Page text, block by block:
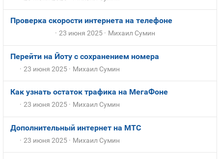
Проверка скорости интернета на телефоне
23 июня 2025 Михаил Сумин
Перейти на Йоту с сохранением номера
23 июня 2025 Михаил Сумин
Как узнать остаток трафика на МегаФоне
23 июня 2025 Михаил Сумин
Дополнительный интернет на МТС
23 июня 2025 Михаил Сумин